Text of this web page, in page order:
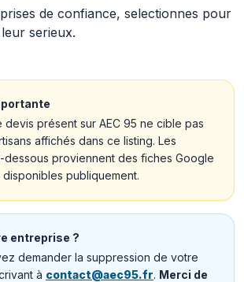
de confiance, selectionnes pour
serieux.
devis présent sur AEC 95 ne cible pas
affichés dans ce listing. Les
proviennent des fiches Google
publiquement.
entreprise ?
demander la suppression de votre
à contact@aec95.fr. Merci de